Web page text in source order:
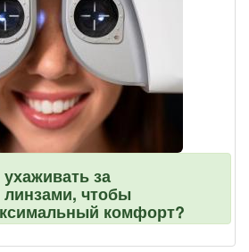
за
чтобы
комфорт?